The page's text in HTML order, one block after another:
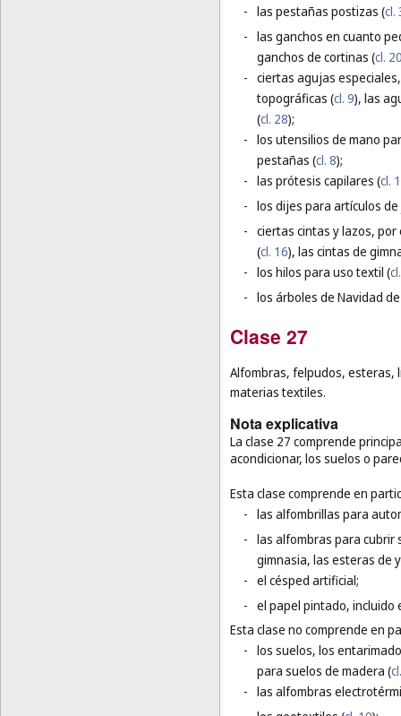
- las pestañas postizas (cl.
- las ganchos en cuanto
ganchos de cortinas (cl.
- ciertas agujas
topográficas (cl. 9), las
(cl. 28);
- los utensilios de mano
pestañas (cl. 8);
- las prótesis capilares (cl.
- los dijes para artículos
- ciertas cintas y lazos,
(cl. 16), las cintas de
- los hilos para uso textil (
- los árboles de Navidad
Clase 27
Alfombras, felpudos, esteras,
materias textiles.
Nota explicativa
La clase 27 comprende
acondicionar, los suelos o
Esta clase comprende en
- las alfombrillas para
- las alfombras para cubrir
gimnasia, las esteras de
- el césped artificial;
- el papel pintado,
Esta clase no comprende en
- los suelos, los
para suelos de madera (
- las alfombras